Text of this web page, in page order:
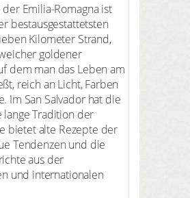
Emilia-Romagna ist
bestausgestattetsten
Kilometer Strand,
goldener
dem man das Leben am
reich an Licht, Farben
Im San Salvador hat die
lange Tradition der
bietet alte Rezepte der
Tendenzen und die
aus der
und internationalen